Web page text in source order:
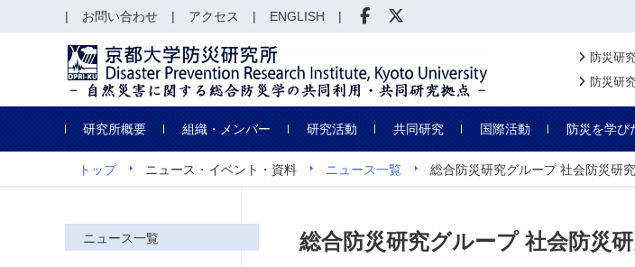
防災研
防災研
研究所概要 組織・メンバー 研究活動 共同研究 国際活動 防災を学び
お問い合わせ アクセス ENGLISH
トップ ニュース・イベント・資料 ニュース一覧 総合防災研究グループ 社会防災研
総合防災研究グループ 社会防災
ニュース一覧